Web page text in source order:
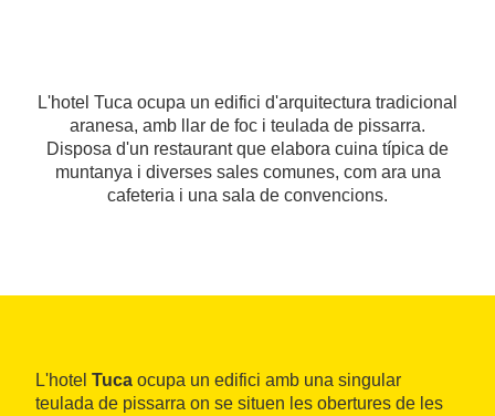
L'hotel Tuca ocupa un edifici d'arquitectura tradicional
aranesa, amb llar de foc i teulada de pissarra.
Disposa d'un restaurant que elabora cuina típica de
muntanya i diverses sales comunes, com ara una
cafeteria i una sala de convencions.
L'hotel Tuca ocupa un edifici amb una singular
teulada de pissarra on se situen les obertures de les